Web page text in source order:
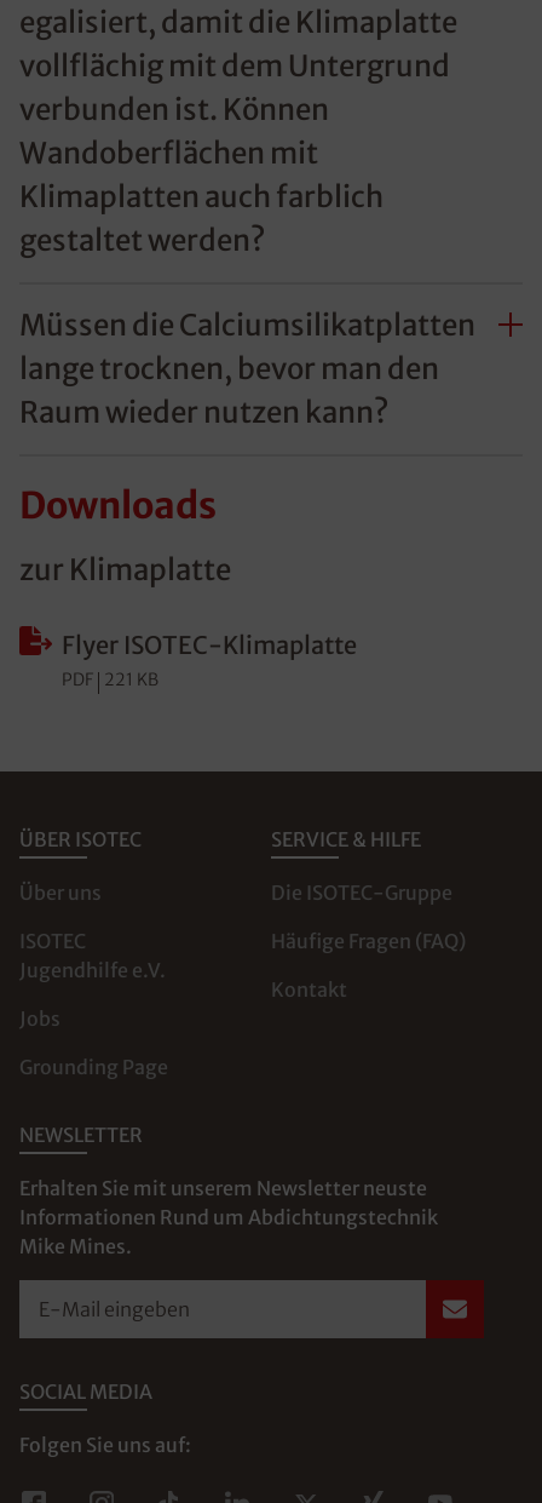
egalisiert, damit die Klimaplatte
vollflächig mit dem Untergrund
verbunden ist. Können
Wandoberflächen mit
Klimaplatten auch farblich
gestaltet werden?
Müssen die Calciumsilikatplatten
lange trocknen, bevor man den
Raum wieder nutzen kann?
Downloads
zur Klimaplatte
Flyer ISOTEC-Klimaplatte
PDF 221 KB
ÜBER ISOTEC
Über uns
ISOTEC
Jugendhilfe e.V.
Jobs
Grounding Page
SERVICE & HILFE
Die ISOTEC-Gruppe
Häufige Fragen (FAQ)
Kontakt
NEWSLETTER
Erhalten Sie mit unserem Newsletter neuste
Informationen Rund um Abdichtungstechnik
Mike Mines.
E-Mail eingeben
SOCIAL MEDIA
Folgen Sie uns auf: